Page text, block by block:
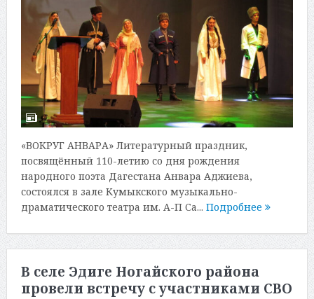
«ВОКРУГ АНВАРА» Литературный праздник,
посвящённый 110-летию со дня рождения
народного поэта Дагестана Анвара Аджиева,
состоялся в зале Кумыкского музыкально-
драматического театра им. А-П Са... Подробнее
В селе Эдиге Ногайского района
провели встречу с участниками СВО